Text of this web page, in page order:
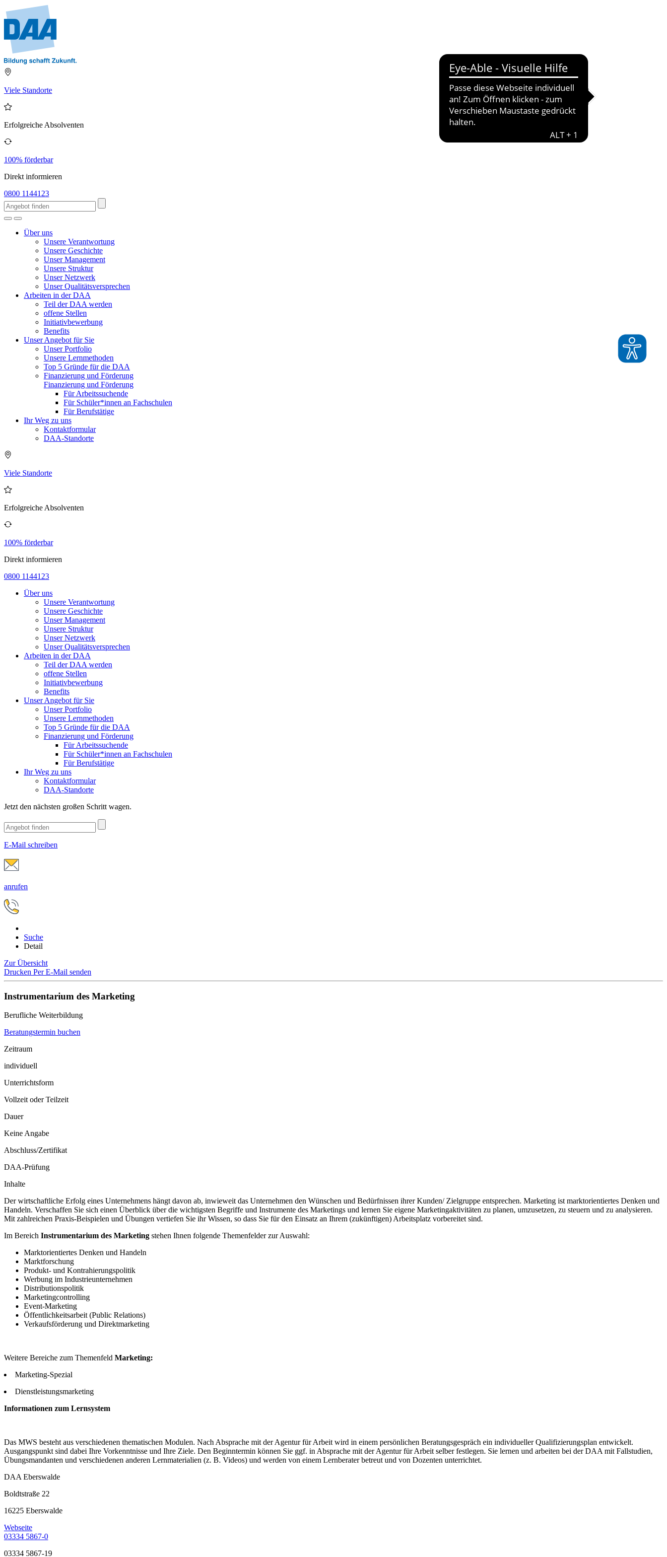
Viele Standorte
Erfolgreiche Absolventen
100% förderbar
Direkt informieren
0800 1144123
Über uns
Unsere Verantwortung
Unsere Geschichte
Unser Management
Unsere Struktur
Unser Netzwerk
Unser Qualitätsversprechen
Arbeiten in der DAA
Teil der DAA werden
offene Stellen
Initiativbewerbung
Benefits
Unser Angebot für Sie
Unser Portfolio
Unsere Lernmethoden
Top 5 Gründe für die DAA
Finanzierung und Förderung
Finanzierung und Förderung
Für Arbeitssuchende
Für Schüler*innen an Fachschulen
Für Berufstätige
Ihr Weg zu uns
Kontaktformular
DAA-Standorte
Viele Standorte
Erfolgreiche Absolventen
100% förderbar
Direkt informieren
0800 1144123
Über uns
Unsere Verantwortung
Unsere Geschichte
Unser Management
Unsere Struktur
Unser Netzwerk
Unser Qualitätsversprechen
Arbeiten in der DAA
Teil der DAA werden
offene Stellen
Initiativbewerbung
Benefits
Unser Angebot für Sie
Unser Portfolio
Unsere Lernmethoden
Top 5 Gründe für die DAA
Finanzierung und Förderung
Für Arbeitssuchende
Für Schüler*innen an Fachschulen
Für Berufstätige
Ihr Weg zu uns
Kontaktformular
DAA-Standorte
Jetzt den nächsten großen Schritt wagen.
E-Mail schreiben
anrufen
Suche
Detail
Zur Übersicht
Drucken Per E-Mail senden
Instrumentarium des Marketing
Berufliche Weiterbildung
Beratungstermin buchen
Zeitraum
individuell
Unterrichtsform
Vollzeit oder Teilzeit
Dauer
Keine Angabe
Abschluss/Zertifikat
DAA-Prüfung
Inhalte
Der wirtschaftliche Erfolg eines Unternehmens hängt davon ab, inwieweit das Unternehmen den Wünschen und Bedürfnissen ihrer Kunden/ Zielgruppe entsprechen. Marketing ist marktorientiertes Denken und
Handeln. Verschaffen Sie sich einen Überblick über die wichtigsten Begriffe und Instrumente des Marketings und lernen Sie eigene Marketingaktivitäten zu planen, umzusetzen, zu steuern und zu analysieren.
Mit zahlreichen Praxis-Beispielen und Übungen vertiefen Sie ihr Wissen, so dass Sie für den Einsatz an Ihrem (zukünftigen) Arbeitsplatz vorbereitet sind.
Im Bereich Instrumentarium des Marketing stehen Ihnen folgende Themenfelder zur Auswahl:
Marktorientiertes Denken und Handeln
Marktforschung
Produkt- und Kontrahierungspolitik
Werbung im Industrieunternehmen
Distributionspolitik
Marketingcontrolling
Event-Marketing
Öffentlichkeitsarbeit (Public Relations)
Verkaufsförderung und Direktmarketing
Weitere Bereiche zum Themenfeld Marketing:
Marketing-Spezial
Dienstleistungsmarketing
Informationen zum Lernsystem
Das MWS besteht aus verschiedenen thematischen Modulen. Nach Absprache mit der Agentur für Arbeit wird in einem persönlichen Beratungsgespräch ein individueller Qualifizierungsplan entwickelt.
Ausgangspunkt sind dabei Ihre Vorkenntnisse und Ihre Ziele. Den Beginntermin können Sie ggf. in Absprache mit der Agentur für Arbeit selber festlegen. Sie lernen und arbeiten bei der DAA mit Fallstudien,
Übungsmandanten und verschiedenen anderen Lernmaterialien (z. B. Videos) und werden von einem Lernberater betreut und von Dozenten unterrichtet.
DAA Eberswalde
Boldtstraße 22
16225 Eberswalde
Webseite
03334 5867-0
03334 5867-19